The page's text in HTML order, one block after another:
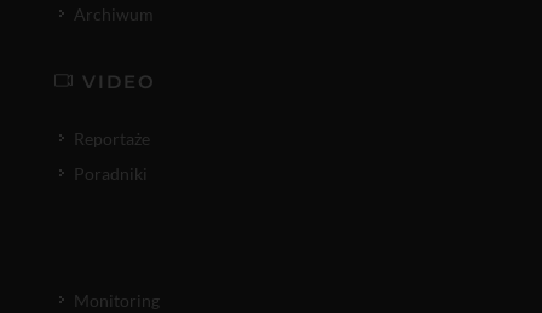
Archiwum
VIDEO
Reportaże
Poradniki
Monitoring